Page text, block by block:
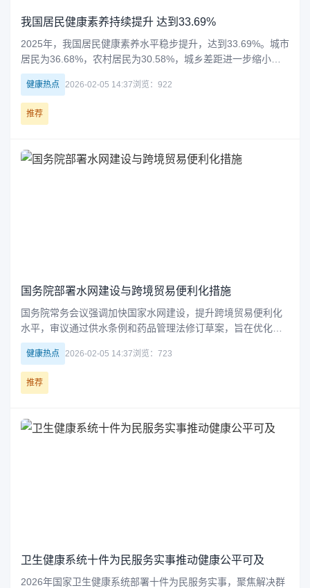
我国居民健康素养持续提升 达到33.69%
2025年，我国居民健康素养水平稳步提升，达到33.69%。城市
居民为36.68%，农村居民为30.58%，城乡差距进一步缩小。
不同地区健康素养水平也呈现持续增长趋势，西部地区增长最
快。六类健康问题素养中，安全与急救素养最高，基本医疗素
养相...
健康热点 2026-02-05 14:37浏览：922
推荐
国务院部署水网建设与跨境贸易便利化措施
国务院常务会议强调加快国家水网建设，提升跨境贸易便利化
水平，审议通过供水条例和药品管理法修订草案，旨在优化水
资源配置、保障民生用水安全、促进医药产业发展。
健康热点 2026-02-05 14:37浏览：723
推荐
卫生健康系统十件为民服务实事推动健康公平可及
2026年国家卫生健康系统部署十件为民服务实事，聚焦解决群